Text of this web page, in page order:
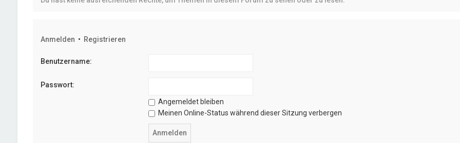
Anmelden • Registrieren
Benutzername:
Passwort:
Angemeldet bleiben
Meinen Online-Status während dieser Sitzung verbergen